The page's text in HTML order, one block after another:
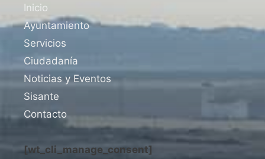
Inicio
Ayuntamiento
Servicios
Ciudadanía
Noticias y Eventos
Sisante
Contacto
[wt_cli_manage_consent]